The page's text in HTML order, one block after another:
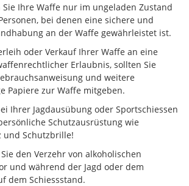
Sie Ihre Waffe nur im ungeladen Zustand
bei denen eine sichere und
an der Waffe gewährleistet ist.
oder Verkauf Ihrer Waffe an eine
Erlaubnis, sollten Sie
und weitere
Papiere zur Waffe mitgeben.
Ihrer Jagdausübung oder Sportschiessen
Schutzausrüstung wie
und Schutzbrille!
den Verzehr von alkoholischen
und während der Jagd oder dem
dem Schiessstand.